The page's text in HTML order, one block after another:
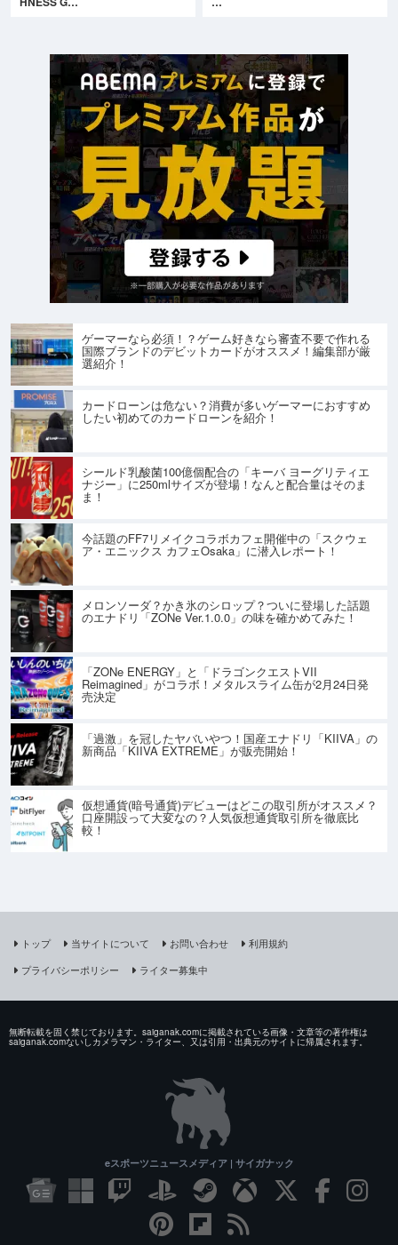
ゲーマーなら必須！？ゲーム好きなら審査不要で作れる
国際ブランドのデビットカードがオススメ！編集部が厳
選紹介！
カードローンは危ない？消費が多いゲーマーにおすすめ
したい初めてのカードローンを紹介！
シールド乳酸菌100億個配合の「キーバ ヨーグリティエ
ナジー」に250mlサイズが登場！なんと配合量はそのま
ま！
今話題のFF7リメイクコラボカフェ開催中の「スクウェ
ア・エニックス カフェOsaka」に潜入レポート！
メロンソーダ？かき氷のシロップ？ついに登場した話題
のエナドリ「ZONe Ver.1.0.0」の味を確かめてみた！
「ZONe ENERGY」と「ドラゴンクエストVII
Reimagined」がコラボ！メタルスライム缶が2月24日発
売決定
「過激」を冠したヤバいやつ！国産エナドリ「KIIVA」の
新商品「KIIVA EXTREME」が販売開始！
仮想通貨(暗号通貨)デビューはどこの取引所がオススメ？
口座開設って大変なの？人気仮想通貨取引所を徹底比
較！
トップ 当サイトについて お問い合わせ
利用規約
プライバシーポリシー
ライター募集中
無断転載を固く禁じております。saiganak.comに掲載されている画像・文章等の著作権は
saiganak.comないしカメラマン・ライター、又は引用・出典元のサイトに帰属されます。
eスポーツニュースメディア | サイガナック